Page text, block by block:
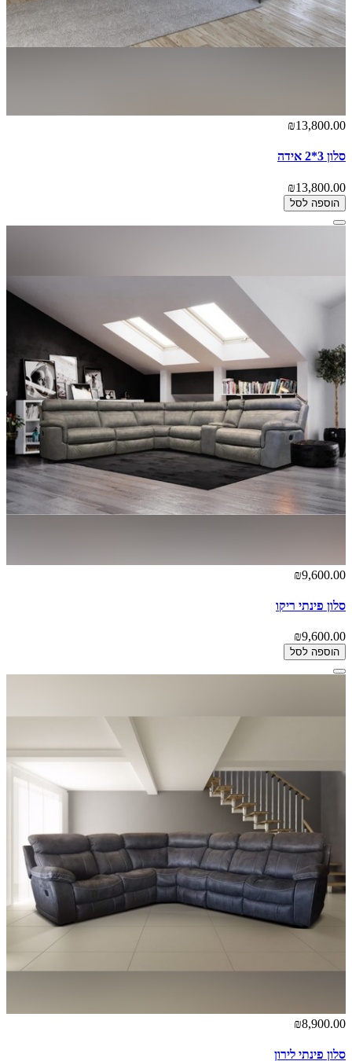
₪13,800.00
סלון 3*2 אידה
₪13,800.00
הוספה לסל
₪9,600.00
סלון פינתי ריקו
₪9,600.00
הוספה לסל
₪8,900.00
סלון פינתי לירון